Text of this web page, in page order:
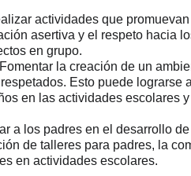
actividades que
asertiva y el respeto hacia
en grupo.
Fomentar la creación de un
Esto puede lograrse
en las actividades escolares
a los padres en el desarrollo
de talleres para padres, la
en actividades escolares.